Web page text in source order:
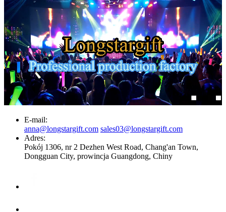
E-mail:
anna@longstargift.com sales03@longstargift.com
Adres:
Pokój 1306, nr 2 Dezhen West Road, Chang'an Town,
Dongguan City, prowincja Guangdong, Chiny